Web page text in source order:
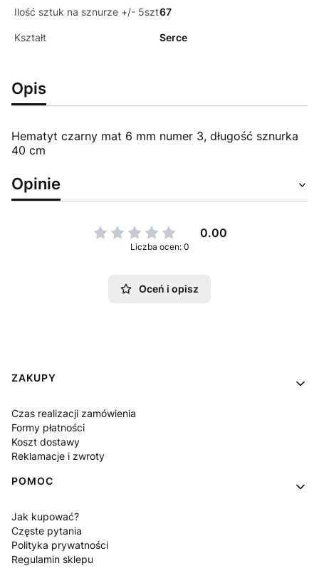
Ilość sztuk na sznurze +/- 5szt67
Kształt Serce
Opis
Hematyt czarny mat 6 mm numer 3, długość sznurka
40 cm
Opinie
0.00
Liczba ocen: 0
Oceń i opisz
Linki w stopce
ZAKUPY
Czas realizacji zamówienia
Formy płatności
Koszt dostawy
Reklamacje i zwroty
POMOC
Jak kupować?
Częste pytania
Polityka prywatności
Regulamin sklepu